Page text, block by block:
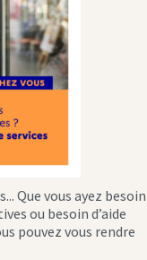
Que vous ayez besoin
ou besoin d’aide
pouvez vous rendre